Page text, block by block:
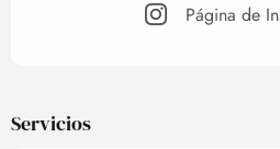
Página de
Servicios